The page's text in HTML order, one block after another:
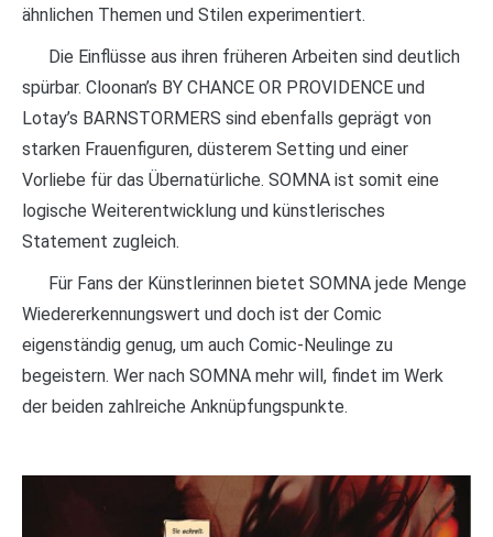
ähnlichen Themen und Stilen experimentiert.
Die Einflüsse aus ihren früheren Arbeiten sind deutlich
spürbar. Cloonan’s BY CHANCE OR PROVIDENCE und
Lotay’s BARNSTORMERS sind ebenfalls geprägt von
starken Frauenfiguren, düsterem Setting und einer
Vorliebe für das Übernatürliche. SOMNA ist somit eine
logische Weiterentwicklung und künstlerisches
Statement zugleich.
Für Fans der Künstlerinnen bietet SOMNA jede Menge
Wiedererkennungswert und doch ist der Comic
eigenständig genug, um auch Comic-Neulinge zu
begeistern. Wer nach SOMNA mehr will, findet im Werk
der beiden zahlreiche Anknüpfungspunkte.